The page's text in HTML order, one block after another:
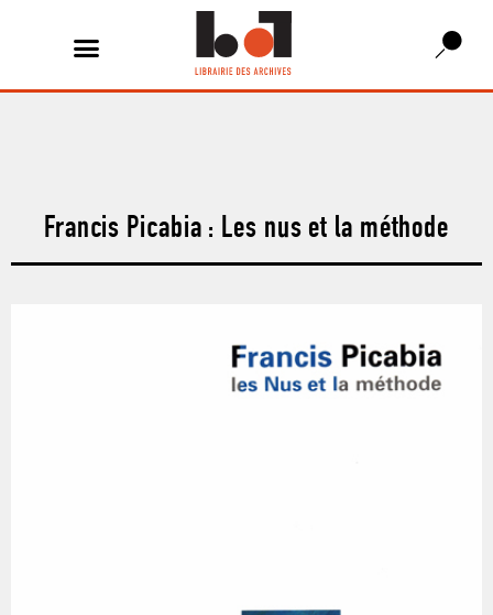
Francis Picabia : Les nus et la méthode